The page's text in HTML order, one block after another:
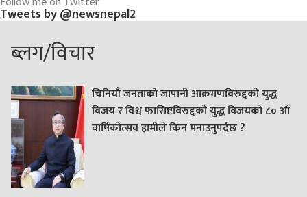
Tweets by @newsnepal2
ब्लग/विचार
चिनियाँ जनताको जापानी आक्रमणविरुद्दको युद्ध
विजय र विश्व फासिष्टविरुद्दको युद्ध विजयको ८० औं
वार्षिकोत्सव हामीले किन मनाउनुपर्दछ ?